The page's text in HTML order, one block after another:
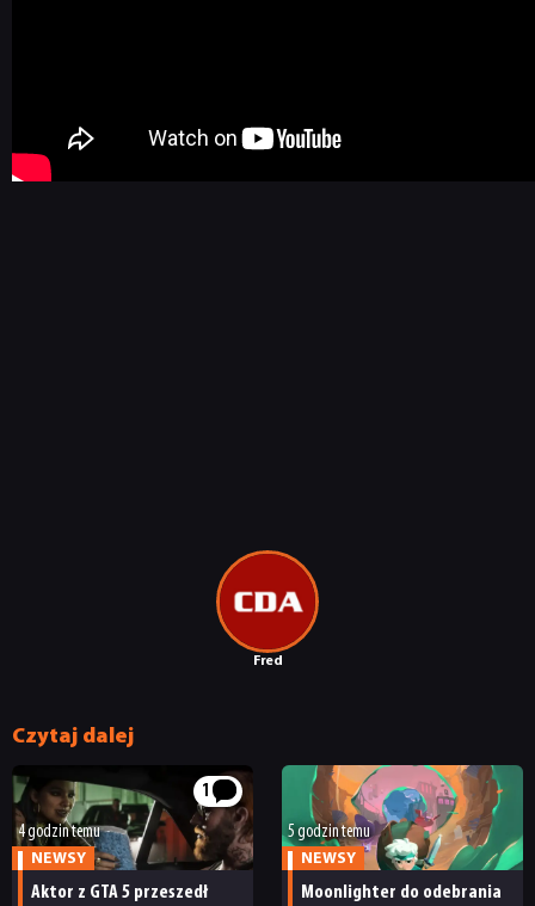
Fred
Czytaj dalej
1
4 godzin temu
NEWSY
Aktor z GTA 5 przeszedł
5 godzin temu
NEWSY
Moonlighter do odebrania